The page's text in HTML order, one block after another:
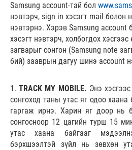
Samsung account-тай бол
нэвтэрч, sign in хэсэгт mail болон
нэвтэрнэ. Хэрэв Samsung account
хэсэгт нэвтэрч, холбогдох
загварыг сонгон (Samsung note
бий) зааврын дагуу шинэ account
1.TRACK MY MOBILE. Энэ
сонгоход таны утас яг одоо хаана
гаргаж ирнэ. Харин яг доор нь
сонгосноор 12 цагийн турш 15
утас хаана байгааг
бэрхшээлтэй зүйл нь зөвхөн